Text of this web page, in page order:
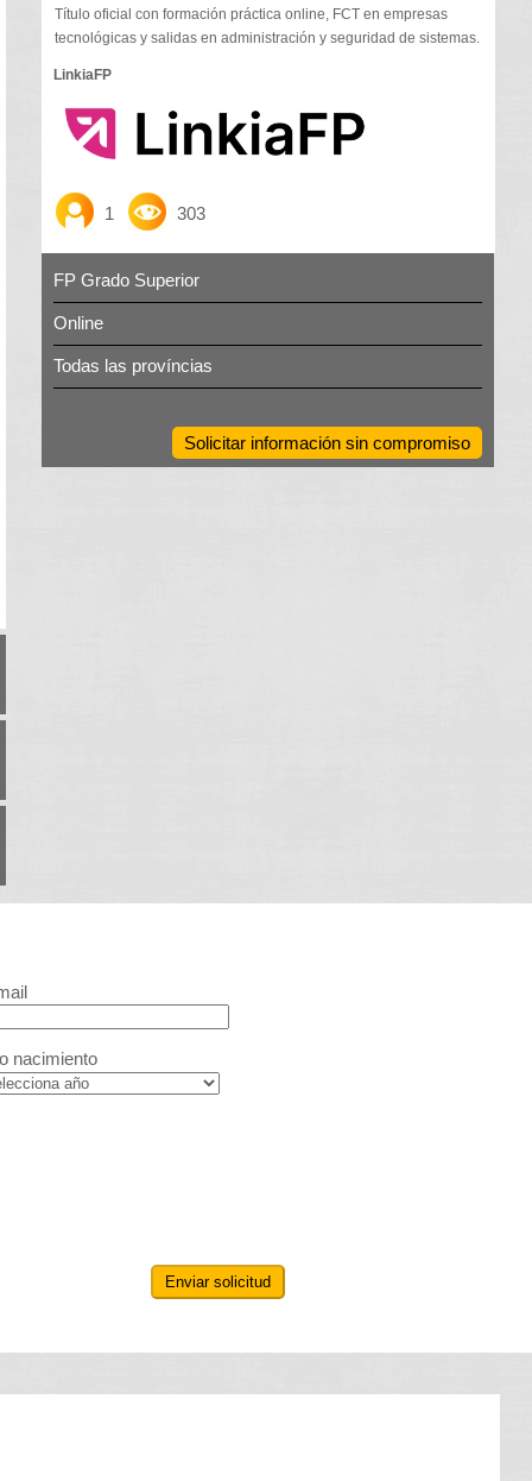
Título oficial con formación práctica online, FCT en empresas
tecnológicas y salidas en administración y seguridad de sistemas.
LinkiaFP
1 303
FP Grado Superior
Online
Todas las províncias
Solicitar información sin compromiso
nacimiento
Enviar solicitud